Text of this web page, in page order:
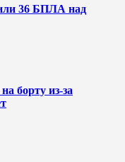
36 БПЛА над
борту из-за